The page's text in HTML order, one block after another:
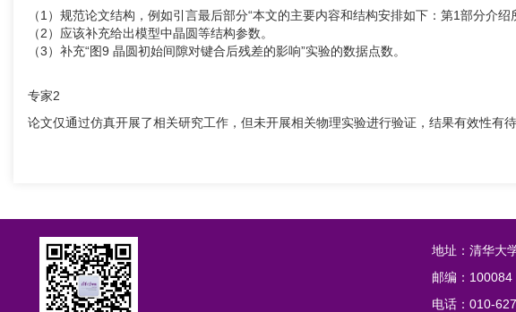
（1）规范论文结构，例如引言最后部分“本文的主要内容和结构安排如下：第1部分介
（2）应该补充给出模型中晶圆等结构参数。
（3）补充“图9 晶圆初始间隙对键合后残差的影响”实验的数据点数。
专家2
论文仅通过仿真开展了相关研究工作，但未开展相关物理实验进行验证，结果有效性有
地址：清华大
邮编：100084
电话：010-